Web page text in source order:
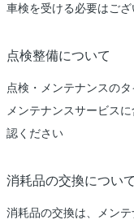
車検を受ける必要はござ
点検整備について
点検・メンテナンスの
メンテナンスサービス
認ください
消耗品の交換について
消耗品の交換は、メン